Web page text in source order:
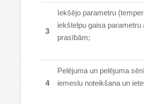
3
Iekšējo parametru
iekštelpu gaisa
prasībām;
4
Pelējuma un pelējuma
iemeslu noteikšana un